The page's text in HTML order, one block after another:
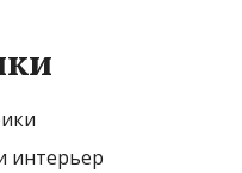
интерьер